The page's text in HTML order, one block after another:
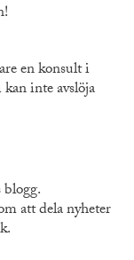
en konsult i
inte avslöja
att dela nyheter